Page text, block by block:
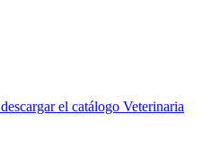
descargar el catálogo Veterinaria